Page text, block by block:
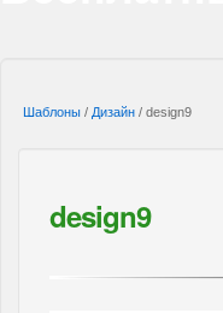
Шаблоны / Дизайн / design9
design9